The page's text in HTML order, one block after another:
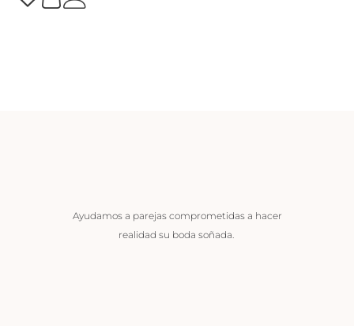
Ayudamos a parejas comprometidas a hacer
realidad su boda soñada.